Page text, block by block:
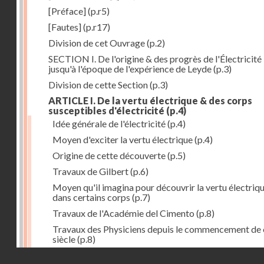
[Préface](p.r5)
[Fautes](p.r17)
Division de cet Ouvrage(p.2)
SECTION I. De l'origine & des progrès de l'Électricité
jusqu'à l'époque de l'expérience de Leyde(p.3)
Division de cette Section(p.3)
ARTICLE I. De la vertu électrique & des corps
susceptibles d'électricité (p.4)
Idée générale de l'électricité(p.4)
Moyen d'exciter la vertu électrique(p.4)
Origine de cette découverte(p.5)
Travaux de Gilbert(p.6)
Moyen qu'il imagina pour découvrir la vertu
dans certains corps (p.7)
Travaux de l'Académie del Cimento (p.8)
Travaux des Physiciens depuis le commencement de
siècle(p.8)